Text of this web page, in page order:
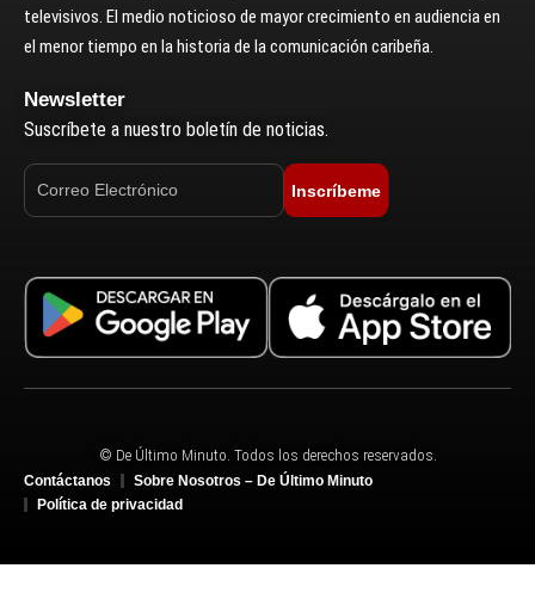
televisivos. El medio noticioso de mayor crecimiento en audiencia en
el menor tiempo en la historia de la comunicación caribeña.
Newsletter
Suscríbete a nuestro boletín de noticias.
Inscríbeme
© De Último Minuto. Todos los derechos reservados.
Contáctanos
Sobre Nosotros – De Último Minuto
Política de privacidad